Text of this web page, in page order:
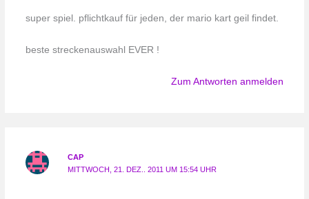
super spiel. pflichtkauf für jeden, der mario kart geil findet.
beste streckenauswahl EVER !
Zum Antworten anmelden
CAP
MITTWOCH, 21. DEZ.. 2011 UM 15:54 UHR